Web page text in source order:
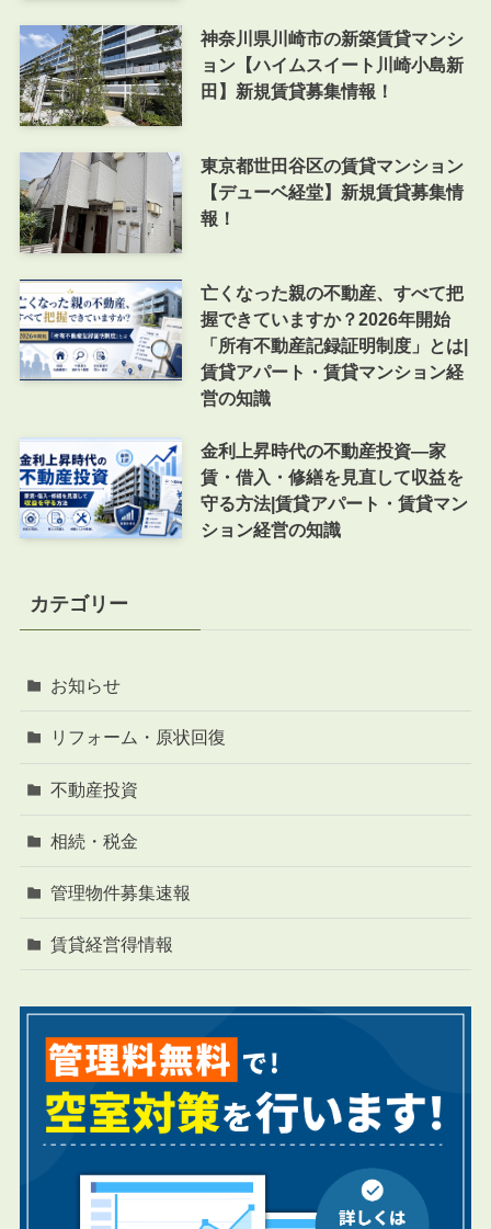
神奈川県川崎市の新築賃貸マンシ
ョン【ハイムスイート川崎小島新
田】新規賃貸募集情報！
東京都世田谷区の賃貸マンション
【デューベ経堂】新規賃貸募集情
報！
亡くなった親の不動産、すべて把
握できていますか？2026年開始
「所有不動産記録証明制度」とは|
賃貸アパート・賃貸マンション経
営の知識
金利上昇時代の不動産投資―家
賃・借入・修繕を見直して収益を
守る方法|賃貸アパート・賃貸マン
ション経営の知識
カテゴリー
お知らせ
リフォーム・原状回復
不動産投資
相続・税金
管理物件募集速報
賃貸経営得情報